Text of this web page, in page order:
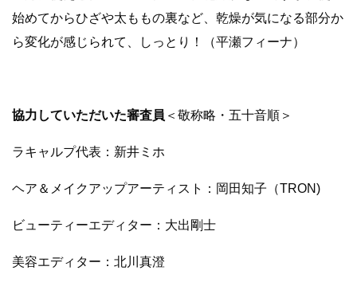
始めてからひざや太ももの裏など、乾燥が気になる部分か
ら変化が感じられて、しっとり！（平瀬フィーナ）
協力していただいた審査員 ＜敬称略・五十音順＞
ラキャルプ代表：新井ミホ
ヘア＆メイクアップアーティスト：岡田知子（TRON)
ビューティーエディター：大出剛士
美容エディター：北川真澄